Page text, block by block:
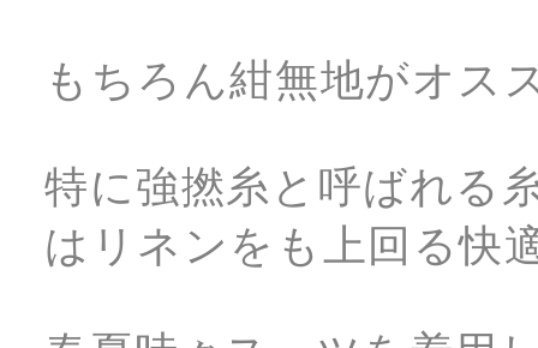
もちろん紺無地がオス
特に強撚糸と呼ばれる
はリネンをも上回る快